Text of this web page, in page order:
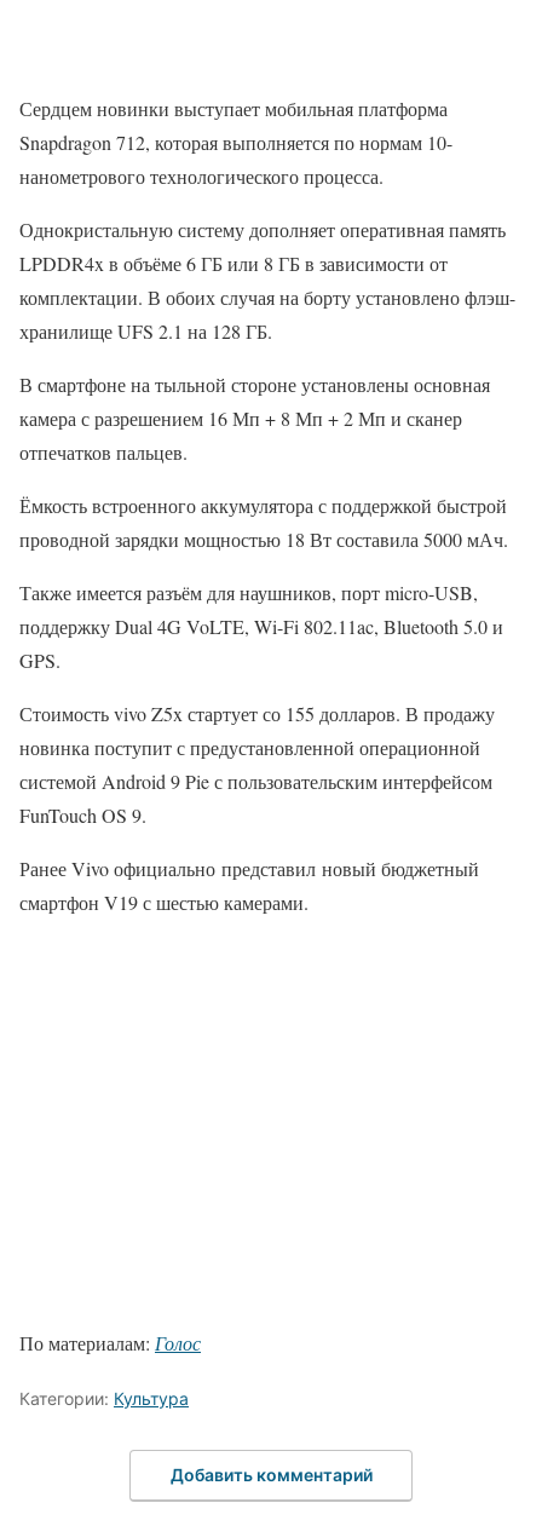
Сердцем новинки выступает мобильная платформа
Snapdragon 712, которая выполняется по нормам 10-
нанометрового технологического процесса.
Однокристальную систему дополняет оперативная память
LPDDR4x в объёме 6 ГБ или 8 ГБ в зависимости от
комплектации. В обоих случая на борту установлено флэш-
хранилище UFS 2.1 на 128 ГБ.
В смартфоне на тыльной стороне установлены основная
камера с разрешением 16 Мп + 8 Мп + 2 Мп и сканер
отпечатков пальцев.
Ёмкость встроенного аккумулятора с поддержкой быстрой
проводной зарядки мощностью 18 Вт составила 5000 мАч.
Также имеется разъём для наушников, порт micro-USB,
поддержку Dual 4G VoLTE, Wi-Fi 802.11ac, Bluetooth 5.0 и
GPS.
Стоимость vivo Z5x стартует со 155 долларов. В продажу
новинка поступит с предустановленной операционной
системой Android 9 Pie с пользовательским интерфейсом
FunTouch OS 9.
Ранее Vivo официально представил новый бюджетный
смартфон V19 с шестью камерами.
По материалам: Голос
Категории: Культура
Добавить комментарий